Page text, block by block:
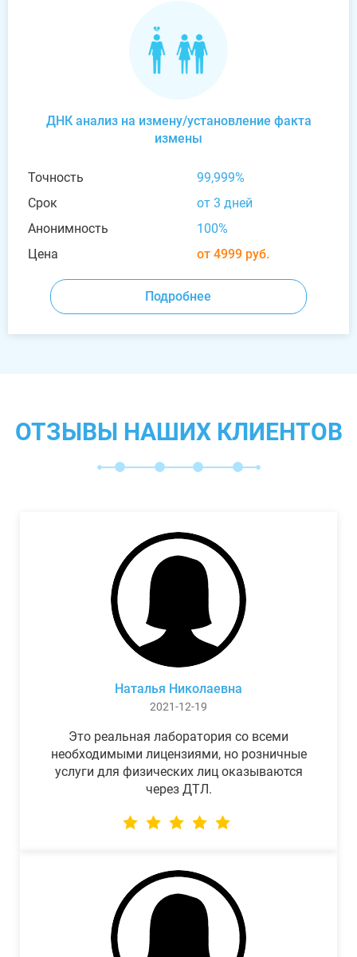
ДНК анализ на измену/установление факта
измены
Точность
99,999%
Срок
от 3 дней
Анонимность
100%
Цена
от 4999 руб.
Подробнее
ОТЗЫВЫ НАШИХ КЛИЕНТОВ
Наталья Николаевна
2021-12-19
Это реальная лаборатория со всеми
необходимыми лицензиями, но розничные
услуги для физических лиц оказываются
через ДТЛ.